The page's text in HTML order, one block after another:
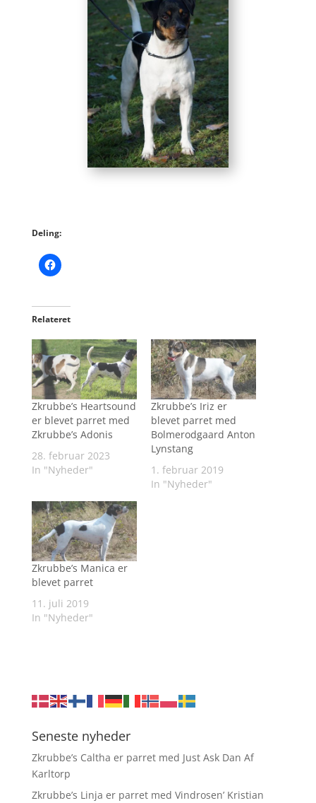
Deling:
Relateret
Zkrubbe’s Heartsound
er blevet parret med
Zkrubbe’s Adonis
28. februar 2023
In "Nyheder"
Zkrubbe’s Iriz er
blevet parret med
Bolmerodgaard Anton
Lynstang
1. februar 2019
In "Nyheder"
Zkrubbe’s Manica er
blevet parret
11. juli 2019
In "Nyheder"
Seneste nyheder
Zkrubbe’s Caltha er parret med Just Ask Dan Af
Karltorp
Zkrubbe’s Linja er parret med Vindrosen’ Kristian